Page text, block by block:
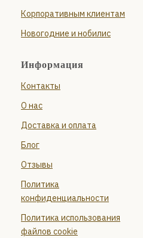
Корпоративным клиентам
Новогодние и нобилис
Информация
Контакты
О нас
Доставка и оплата
Блог
Отзывы
Политика
конфиденциальности
Политика использования
файлов cookie